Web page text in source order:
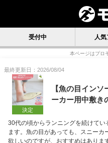
受付中 人
本ページはプロ
最終更新日：2026/08/04
決定
【魚の目イン
ーカー用中敷き
30代の頃からランニングを続けて
ます。魚の目があっても、スニー
欲しいのですが、おすすめはありま